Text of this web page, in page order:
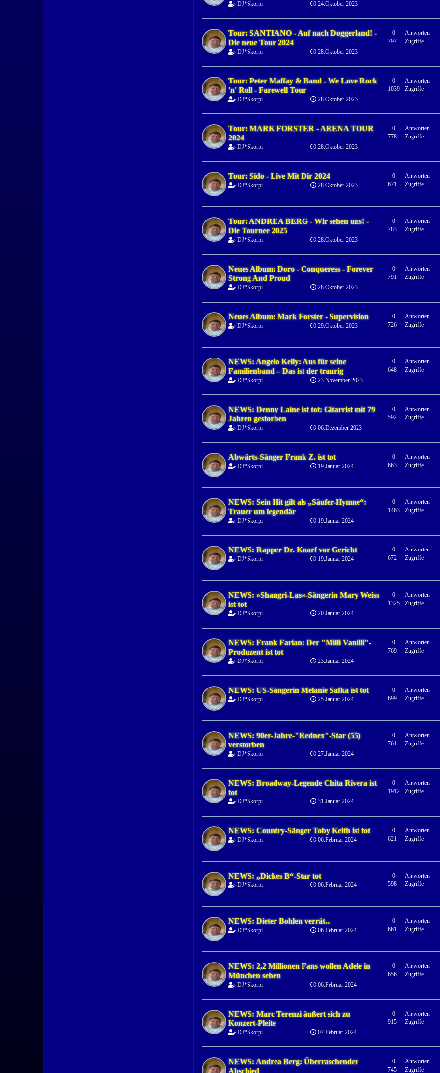
DJ*Skorpi 24.Oktober 2023
Tour: SANTIANO - Auf nach Doggerland! -
Die neue Tour 2024
DJ*Skorpi 28.Oktober 2023
0
Antworten
797
Zugriffe
Tour: Peter Maffay & Band - We Love Rock
'n' Roll - Farewell Tour
DJ*Skorpi 28.Oktober 2023
0
Antworten
1039
Zugriffe
Tour: MARK FORSTER - ARENA TOUR
2024
DJ*Skorpi 28.Oktober 2023
0
Antworten
778
Zugriffe
Tour: Sido - Live Mit Dir 2024
DJ*Skorpi 28.Oktober 2023
0
Antworten
671
Zugriffe
Tour: ANDREA BERG - Wir sehen uns! -
Die Tournee 2025
DJ*Skorpi 28.Oktober 2023
0
Antworten
783
Zugriffe
Neues Album: Doro - Conqueress - Forever
Strong And Proud
DJ*Skorpi 28.Oktober 2023
0
Antworten
791
Zugriffe
Neues Album: Mark Forster - Supervision
DJ*Skorpi 29.Oktober 2023
0
Antworten
726
Zugriffe
NEWS: Angelo Kelly: Aus für seine
Familienband – Das ist der traurig
DJ*Skorpi 23.November 2023
0
Antworten
648
Zugriffe
NEWS: Denny Laine ist tot: Gitarrist mit 79
Jahren gestorben
DJ*Skorpi 06.Dezember 2023
0
Antworten
592
Zugriffe
Abwärts-Sänger Frank Z. ist tot
DJ*Skorpi 19.Januar 2024
0
Antworten
663
Zugriffe
NEWS: Sein Hit gilt als „Säufer-Hymne“:
Trauer um legendär
DJ*Skorpi 19.Januar 2024
0
Antworten
1463
Zugriffe
NEWS: Rapper Dr. Knarf vor Gericht
DJ*Skorpi 19.Januar 2024
0
Antworten
672
Zugriffe
NEWS: »Shangri-Las«-Sängerin Mary Weiss
ist tot
DJ*Skorpi 20.Januar 2024
0
Antworten
1325
Zugriffe
NEWS: Frank Farian: Der "Milli Vanilli"-
Produzent ist tot
DJ*Skorpi 23.Januar 2024
0
Antworten
769
Zugriffe
NEWS: US-Sängerin Melanie Safka ist tot
DJ*Skorpi 25.Januar 2024
0
Antworten
699
Zugriffe
NEWS: 90er-Jahre-"Rednex"-Star (55)
verstorben
DJ*Skorpi 27.Januar 2024
0
Antworten
761
Zugriffe
NEWS: Broadway-Legende Chita Rivera ist
tot
DJ*Skorpi 31.Januar 2024
0
Antworten
1912
Zugriffe
NEWS: Country-Sänger Toby Keith ist tot
DJ*Skorpi 06.Februar 2024
0
Antworten
621
Zugriffe
NEWS: „Dickes B“-Star tot
DJ*Skorpi 06.Februar 2024
0
Antworten
598
Zugriffe
NEWS: Dieter Bohlen verrät...
DJ*Skorpi 06.Februar 2024
0
Antworten
661
Zugriffe
NEWS: 2,2 Millionen Fans wollen Adele in
München sehen
DJ*Skorpi 06.Februar 2024
0
Antworten
656
Zugriffe
NEWS: Marc Terenzi äußert sich zu
Konzert-Pleite
DJ*Skorpi 07.Februar 2024
0
Antworten
915
Zugriffe
NEWS: Andrea Berg: Überraschender
Abschied
0
Antworten
745
Zugriffe